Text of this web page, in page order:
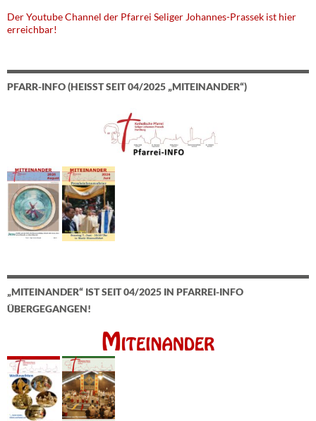
Der Youtube Channel der Pfarrei Seliger Johannes-Prassek ist hier
erreichbar!
PFARR-INFO (HEISST SEIT 04/2025 „MITEINANDER“)
„MITEINANDER“ IST SEIT 04/2025 IN PFARREI-INFO
ÜBERGEGANGEN!